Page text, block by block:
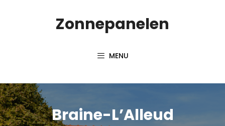
Zonnepanelen
MENU
Braine-L’Alleud